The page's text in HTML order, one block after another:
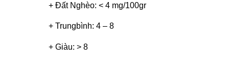
+ Đất Nghèo: < 4 mg/100gr
+ Trungbình: 4 – 8
+ Giàu: > 8